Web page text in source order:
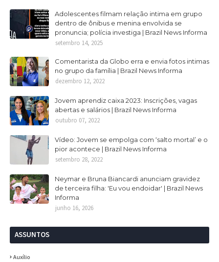
Adolescentes filmam relação intima em grupo
dentro de ônibus e menina envolvida se
pronuncia; polícia investiga | Brazil News Informa
setembro 14, 2025
Comentarista da Globo erra e envia fotos intimas
no grupo da família | Brazil News Informa
dezembro 12, 2022
Jovem aprendiz caixa 2023: Inscrições, vagas
abertas e salários | Brazil News Informa
outubro 07, 2022
Vídeo: Jovem se empolga com ‘salto mortal’ e o
pior acontece | Brazil News Informa
setembro 28, 2022
Neymar e Bruna Biancardi anunciam gravidez
de terceira filha: 'Eu vou endoidar' | Brazil News
Informa
junho 16, 2026
ASSUNTOS
Auxílio